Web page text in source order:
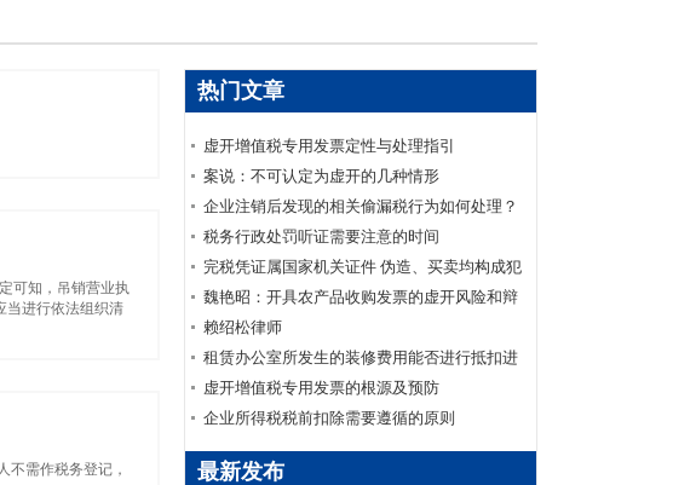
可知，吊销营业执
当进行依法组织清
不需作税务登记，
热门文章
虚开增值税专用发票定性与处理指引
案说：不可认定为虚开的几种情形
企业注销后发现的相关偷漏税行为如何处理？
税务行政处罚听证需要注意的时间
完税凭证属国家机关证件 伪造、买卖均构成犯
罪
魏艳昭：开具农产品收购发票的虚开风险和辩
护要点
赖绍松律师
租赁办公室所发生的装修费用能否进行抵扣进
项税
虚开增值税专用发票的根源及预防
企业所得税税前扣除需要遵循的原则
最新发布